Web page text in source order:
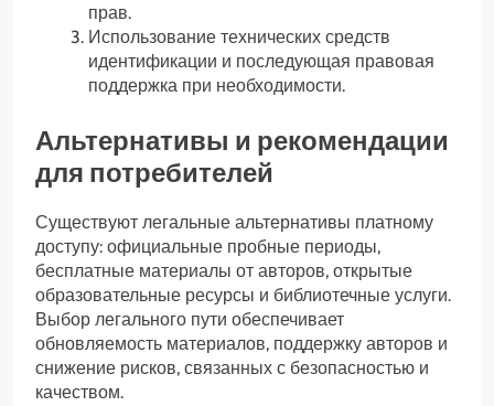
прав.
Использование технических средств
идентификации и последующая правовая
поддержка при необходимости.
Альтернативы и рекомендации
для потребителей
Существуют легальные альтернативы платному
доступу: официальные пробные периоды,
бесплатные материалы от авторов, открытые
образовательные ресурсы и библиотечные услуги.
Выбор легального пути обеспечивает
обновляемость материалов, поддержку авторов и
снижение рисков, связанных с безопасностью и
качеством.